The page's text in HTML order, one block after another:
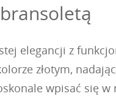
elegancji z
złotym,
wpisać się w